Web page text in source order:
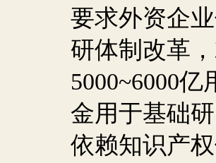
要求外资企
研体制改革
5000~6000亿
金用于基础
依赖知识产